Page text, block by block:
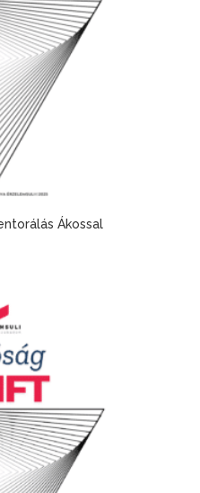
Ákossal